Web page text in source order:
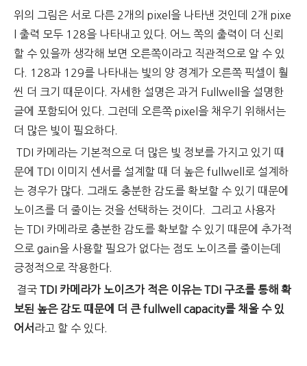
위의 그림은 서로 다른 2개의 pixel을 나타낸 것인데 2개 pixe
l 출력 모두 128을 나타내고 있다. 어느 쪽의 출력이 더 신뢰
할 수 있을까 생각해 보면 오른쪽이라고 직관적으로 알 수 있
다. 128과 129를 나타내는 빛의 양 경계가 오른쪽 픽셀이 훨
씬 더 크기 때문이다. 자세한 설명은 과거 Fullwell을 설명한
글에 포함되어 있다. 그런데 오른쪽 pixel을 채우기 위해서는
더 많은 빛이 필요하다.
TDI 카메라는 기본적으로 더 많은 빛 정보를 가지고 있기 때
문에 TDI 이미지 센서를 설계할 때 더 높은 fullwell로 설계하
는 경우가 많다. 그래도 충분한 감도를 확보할 수 있기 때문에
노이즈를 더 줄이는 것을 선택하는 것이다.
그리고 사용자
는 TDI 카메라로 충분한 감도를 확보할 수 있기 때문에 추가적
으로 gain을 사용할 필요가 없다는 점도 노이즈를 줄이는데
긍정적으로 작용한다.
결국 TDI 카메라가 노이즈가 적은 이유는 TDI 구조를 통해 확
보된 높은 감도 때문에 더 큰 fullwell capacity를 채울 수 있
어서 라고 할 수 있다.